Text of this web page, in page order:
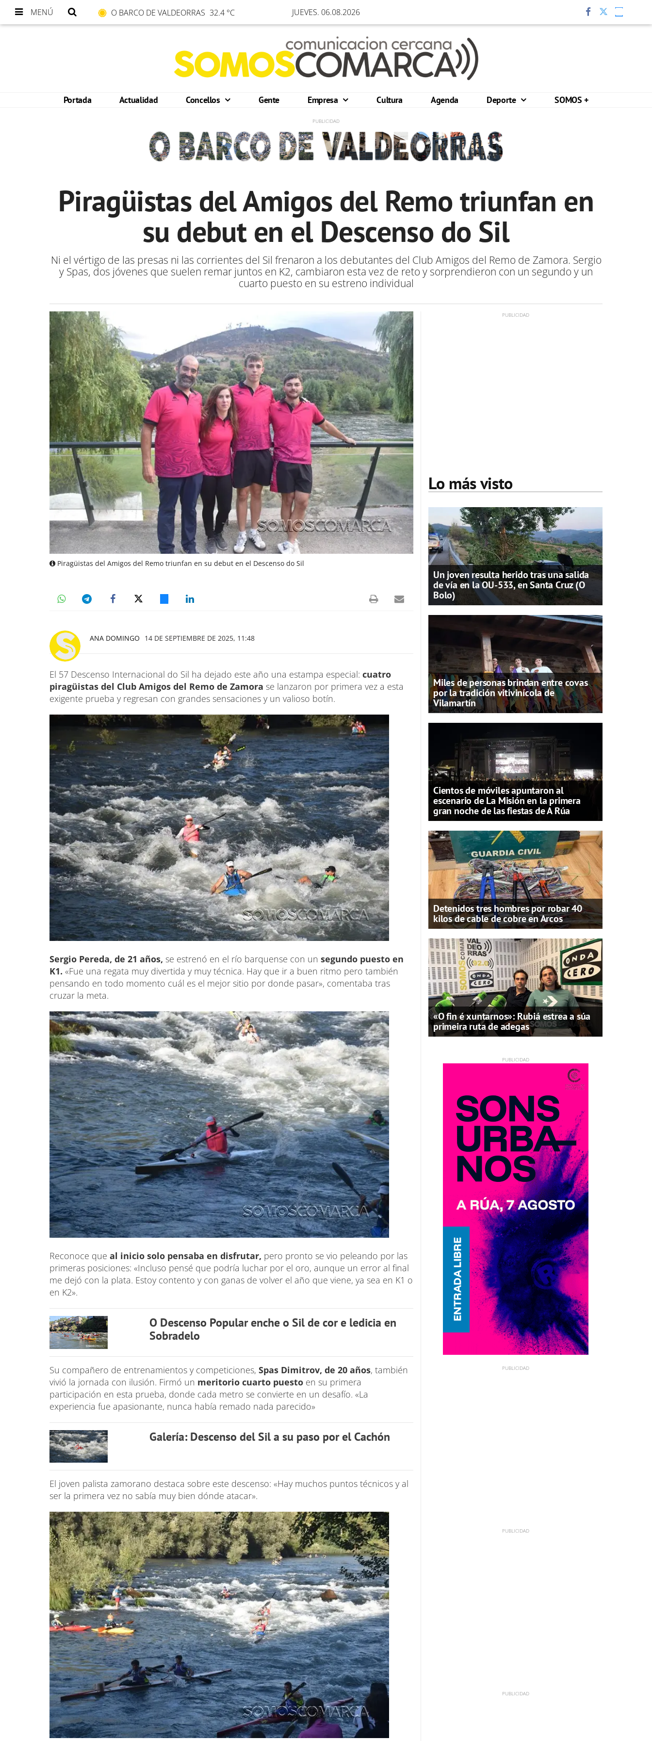
MENÚ O BARCO DE VALDEORRAS 32.4 °C JUEVES. 06.08.2026
Portada Actualidad Concellos Gente Empresa Cultura Agenda Deporte SOMOS +
Piragüistas del Amigos del Remo triunfan en
su debut en el Descenso do Sil
Ni el vértigo de las presas ni las corrientes del Sil frenaron a los debutantes del Club Amigos del Remo de Zamora. Sergio
y Spas, dos jóvenes que suelen remar juntos en K2, cambiaron esta vez de reto y sorprendieron con un segundo y un
cuarto puesto en su estreno individual
Piragüistas del Amigos del Remo triunfan en su debut en el Descenso do Sil
ANA DOMINGO 14 DE SEPTIEMBRE DE 2025, 11:48
El 57 Descenso Internacional do Sil ha dejado este año una estampa especial: cuatro
piragüistas del Club Amigos del Remo de Zamora se lanzaron por primera vez a esta
exigente prueba y regresan con grandes sensaciones y un valioso botín.
Sergio Pereda, de 21 años, se estrenó en el río barquense con un segundo puesto en
K1. «Fue una regata muy divertida y muy técnica. Hay que ir a buen ritmo pero también
pensando en todo momento cuál es el mejor sitio por donde pasar», comentaba tras
cruzar la meta.
Reconoce que al inicio solo pensaba en disfrutar, pero pronto se vio peleando por las
primeras posiciones: «Incluso pensé que podría luchar por el oro, aunque un error al final
me dejó con la plata. Estoy contento y con ganas de volver el año que viene, ya sea en K1 o
en K2».
O Descenso Popular enche o Sil de cor e ledicia en
Sobradelo
Su compañero de entrenamientos y competiciones, Spas Dimitrov, de 20 años, también
vivió la jornada con ilusión. Firmó un meritorio cuarto puesto en su primera
participación en esta prueba, donde cada metro se convierte en un desafío. «La
experiencia fue apasionante, nunca había remado nada parecido»
Galería: Descenso del Sil a su paso por el Cachón
El joven palista zamorano destaca sobre este descenso: «Hay muchos puntos técnicos y al
ser la primera vez no sabía muy bien dónde atacar».
Lo más visto
Un joven resulta herido tras una salida
de vía en la OU-533, en Santa Cruz (O
Bolo)
Miles de personas brindan entre covas
por la tradición vitivinícola de
Vilamartín
Cientos de móviles apuntaron al
escenario de La Misión en la primera
gran noche de las fiestas de A Rúa
Detenidos tres hombres por robar 40
kilos de cable de cobre en Arcos
«O fin é xuntarnos»: Rubiá estrea a súa
primeira ruta de adegas